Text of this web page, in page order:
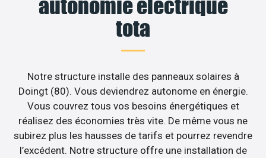
autonomie électrique
tota
Notre structure installe des panneaux solaires à
Doingt (80). Vous deviendrez autonome en énergie.
Vous couvrez tous vos besoins énergétiques et
réalisez des économies très vite. De même vous ne
subirez plus les hausses de tarifs et pourrez revendre
l’excédent. Notre structure offre une installation de